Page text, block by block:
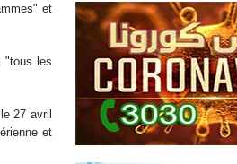
et
"tous les
27 avril
et